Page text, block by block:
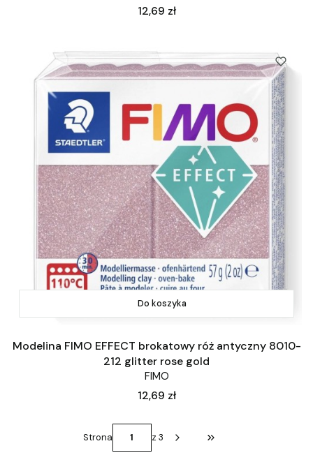
Cena
12,69 zł
Do koszyka
Modelina FIMO EFFECT brokatowy róż antyczny 8010-
212 glitter rose gold
FIMO
Cena
12,69 zł
Strona z 3 Przejdź do ostatniej